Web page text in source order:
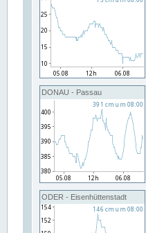
DONAU - Passau
ODER - Eisenhüttenstadt